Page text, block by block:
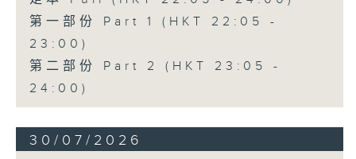
第一部份 Part 1 (HKT 22:05 -
23:00)
第二部份 Part 2 (HKT 23:05 -
24:00)
30/07/2026